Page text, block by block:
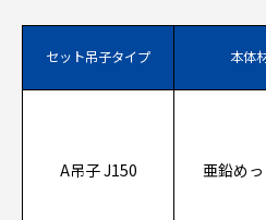
セット吊子タイプ 本体
A吊子 J150 亜鉛め